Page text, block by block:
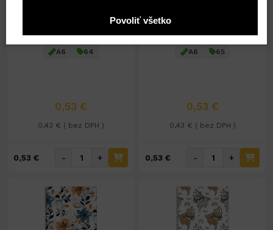
Blok linajkový - A6 č.64
A6 64
0,53 €
0,43 € ( bez DPH )
0,53 € - +
Blok linajkový - A6 č.65
A6 65
0,53 €
0,43 € ( bez DPH )
0,53 € - +
Povoliť všetko